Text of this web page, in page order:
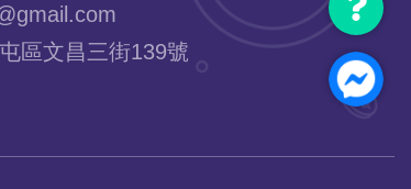
區文昌三街139號